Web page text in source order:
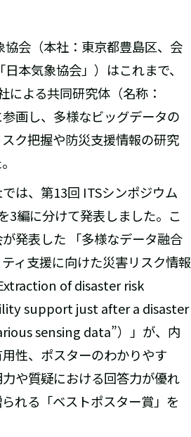
協会（本社：東京都豊島区、会
本気象協会」）はこれまで、
による共同研究体（名称：
画し、多様なビッグデータの
ク把握や防災支援情報の研究
は、第13回 ITSシンポジウム
3編に分けて発表しました。こ
発表した 「多様なデータ融合
ィ支援に向けた災害リスク情報
of disaster risk
support just after a disaster
sensing data”）」が、内
性、ポスターのわかりやす
や質疑における回答力が優れ
れる「ベストポスター賞」を